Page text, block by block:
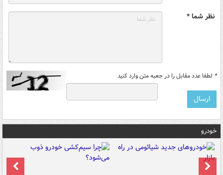
نظر شما *
* لطفا عدد مقابل را در جعبه متن وارد کنید
خودرو